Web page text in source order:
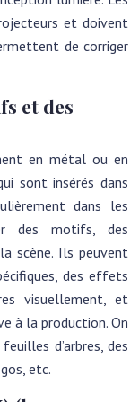
et doivent
de corriger
et des
en métal ou en
sont insérés dans
dans les
des motifs, des
scène. Ils peuvent
des effets
visuellement, et
à la production. On
d’arbres, des
etc.